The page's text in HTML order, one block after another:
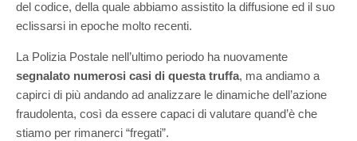
del codice, della quale abbiamo assistito la diffusione ed il suo
eclissarsi in epoche molto recenti.
La Polizia Postale nell’ultimo periodo ha nuovamente
segnalato numerosi casi di questa truffa, ma andiamo a
capirci di più andando ad analizzare le dinamiche dell’azione
fraudolenta, così da essere capaci di valutare quand’è che
stiamo per rimanerci “fregati”.